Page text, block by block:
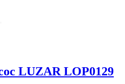
LUZAR LOP0129